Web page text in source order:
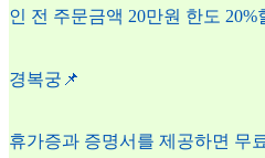
인 전 주문금액 20만원 한도
경복궁📌
휴가증과 증명서를 제공하면 무